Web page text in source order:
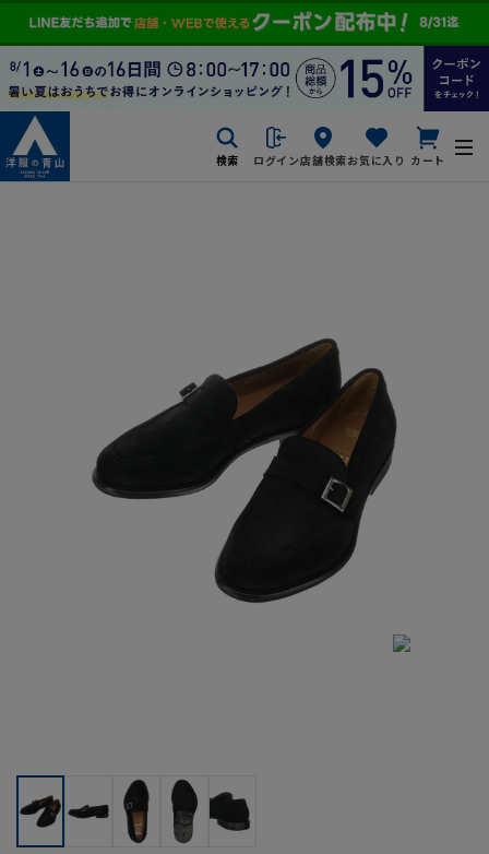
検索 ログイン店舗検索お気に入り カート